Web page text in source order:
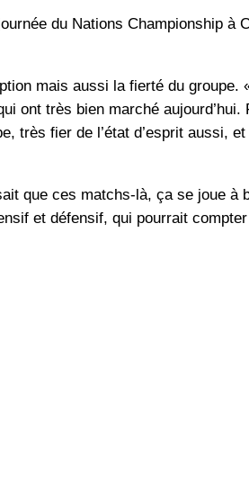
du Nations Championship à
mais aussi la fierté du groupe.
ont très bien marché aujourd’hui.
fier de l’état d’esprit aussi, et
que ces matchs-là, ça se joue à
et défensif, qui pourrait